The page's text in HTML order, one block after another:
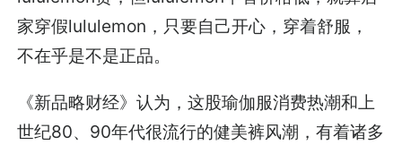
家穿假lululemon，只要自己开心，穿着舒服，
不在乎是不是正品。
《新品略财经》认为，这股瑜伽服消费热潮和上
世纪80、90年代很流行的健美裤风潮，有着诸多